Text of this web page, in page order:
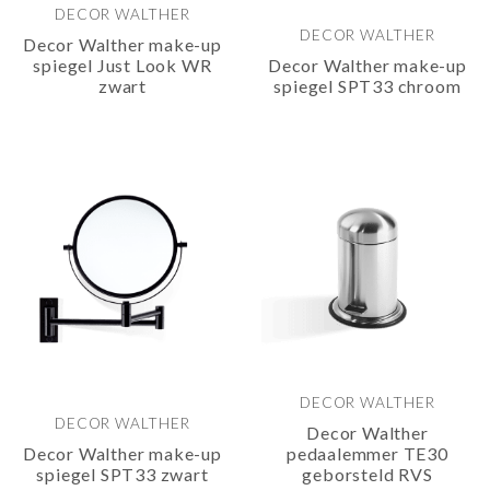
DECOR WALTHER
Decor Walther make-up
spiegel Just Look WR
zwart
DECOR WALTHER
Decor Walther make-up
spiegel SPT33 chroom
DECOR WALTHER
Decor Walther make-up
spiegel SPT33 zwart
DECOR WALTHER
Decor Walther
pedaalemmer TE30
geborsteld RVS